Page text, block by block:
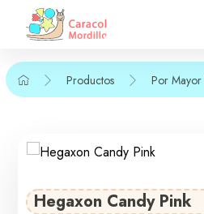
Productos Por Mayor
Hegaxon Candy Pink